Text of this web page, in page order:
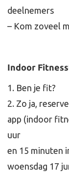
deelnemers
– Kom zoveel
Indoor
1. Ben je fit?
2. Zo ja,
app (indoor
uur
en 15 minuten
woensdag 17